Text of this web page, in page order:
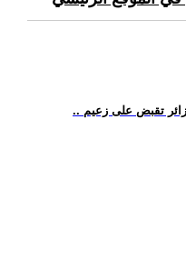
تقبض على زعيم